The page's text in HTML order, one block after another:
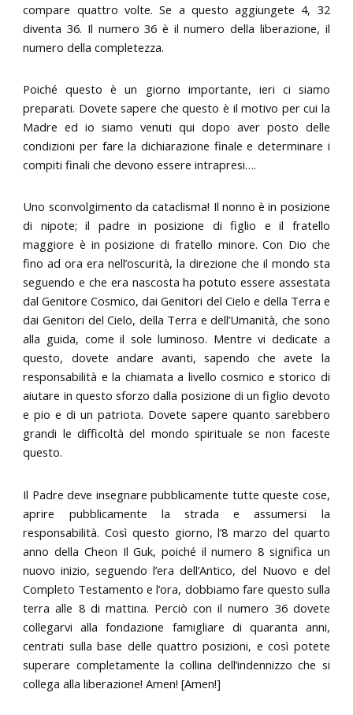
compare quattro volte. Se a questo aggiungete 4, 32
diventa 36. Il numero 36 è il numero della liberazione, il
numero della completezza.
Poiché questo è un giorno importante, ieri ci siamo
preparati. Dovete sapere che questo è il motivo per cui la
Madre ed io siamo venuti qui dopo aver posto delle
condizioni per fare la dichiarazione finale e determinare i
compiti finali che devono essere intrapresi….
Uno sconvolgimento da cataclisma! Il nonno è in posizione
di nipote; il padre in posizione di figlio e il fratello
maggiore è in posizione di fratello minore. Con Dio che
fino ad ora era nell’oscurità, la direzione che il mondo sta
seguendo e che era nascosta ha potuto essere assestata
dal Genitore Cosmico, dai Genitori del Cielo e della Terra e
dai Genitori del Cielo, della Terra e dell’Umanità, che sono
alla guida, come il sole luminoso. Mentre vi dedicate a
questo, dovete andare avanti, sapendo che avete la
responsabilità e la chiamata a livello cosmico e storico di
aiutare in questo sforzo dalla posizione di un figlio devoto
e pio e di un patriota. Dovete sapere quanto sarebbero
grandi le difficoltà del mondo spirituale se non faceste
questo.
Il Padre deve insegnare pubblicamente tutte queste cose,
aprire pubblicamente la strada e assumersi la
responsabilità. Così questo giorno, l’8 marzo del quarto
anno della Cheon Il Guk, poiché il numero 8 significa un
nuovo inizio, seguendo l’era dell’Antico, del Nuovo e del
Completo Testamento e l’ora, dobbiamo fare questo sulla
terra alle 8 di mattina. Perciò con il numero 36 dovete
collegarvi alla fondazione famigliare di quaranta anni,
centrati sulla base delle quattro posizioni, e così potete
superare completamente la collina dell’indennizzo che si
collega alla liberazione! Amen! [Amen!]